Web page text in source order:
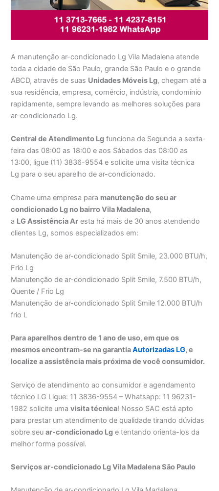
A manutenção ar-condicionado Lg Vila Madalena atende
toda a cidade de São Paulo, grande São Paulo e o grande
ABCD, através de suas Unidades Móveis Lg, chegam até a
sua residência, empresa, comércio, indústria, condomínio
rapidamente, sempre levando as melhores soluções para
ar-condicionado Lg.
Central de Atendimento Lg funciona de Segunda a sexta-
feira das 08:00 as 18:00 e aos Sábados das 08:00 as
13:00, ligue (11) 3836-9554 e solicite uma visita técnica
Lg para o seu aparelho de ar-condicionado.
Chame uma empresa para manutenção do seu ar
condicionado Lg no bairro Vila Madalena,
a LG Assistência Ar esta há mais de 30 anos atendendo
clientes Lg, somos especializados em:
Manutenção de ar-condicionado Split Smile, 23.000 BTU/h,
Frio Lg
Manutenção de ar-condicionado Split Smile, 7.500 BTU/h,
Quente / Frio Lg
Manutenção de ar-condicionado Split Smile 12.000 BTU/h
frio L
Para aparelhos dentro de 1 ano de uso, em que os
mesmos encontram-se na garantiaAutorizadas LG, e
localize a assistência mais próxima de você consumidor.
Serviço de atendimento ao consumidor e agendamento
técnico LG Ligue: 11 3836-9554 – Whatsapp: 11 96231-
1982 solicite umavisita técnica! Nosso SAC está apto
para prestar um atendimento de qualidade tirando dúvidas
sobre seuar-condicionado Lg e tentando orienta-los da
melhor forma possível.
Serviços ar-condicionado Lg Vila Madalena São Paulo